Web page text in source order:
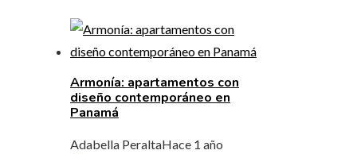
Armonía: apartamentos con
diseño contemporáneo en
Panamá
Adabella PeraltaHace 1 año